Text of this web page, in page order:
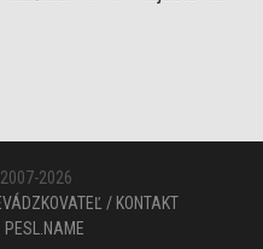
2026
/ KONTAKT
PESL.NAME